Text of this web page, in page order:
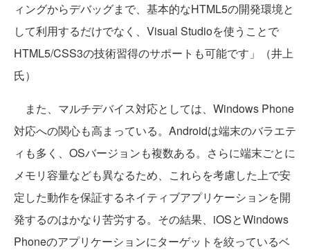
ィングからデバッグまで、基本的なHTML5の開発環境と
して利用するだけでなく、Visual Studioを使うことで
HTML5/CSS3の技術習得のサポートも可能です」（井上
氏）
また、マルチデバイス対応としては、Windows Phone
対応への関心も高まっている。Androidは端末のバラエテ
ィも多く、OSバージョンも複数ある。さらに端末ごとに
メモリ容量なども異なるため、これらを考慮した上で安
定した動作を保証するネイティブアプリケーションを開
発するのはかなり苦労する。その結果、iOSとWindows
Phoneのアプリケーションにターゲットを絞っているベ